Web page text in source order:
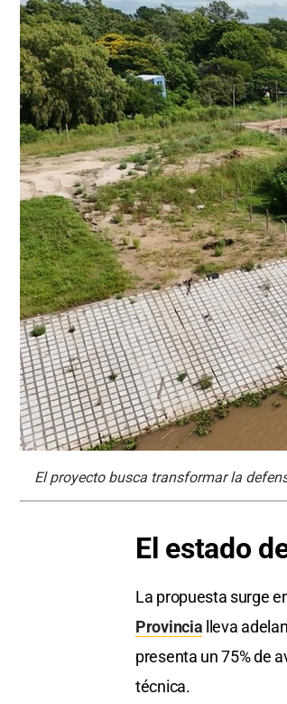
El proyecto busca transformar la
El estado
La propuesta surge
Provincia lleva
presenta un 75% de
técnica.